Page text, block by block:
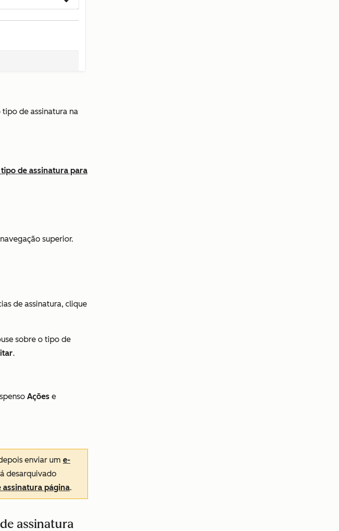
de assinatura na
de assinatura para
superior.
de assinatura, clique
sobre o tipo de
.
Ações e
enviar um e-
desarquivado
assinatura página.
assinatura